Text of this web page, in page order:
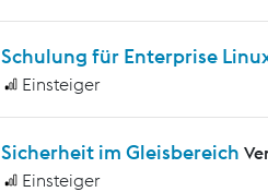
Schulung für Enterprise
Einsteiger
Sicherheit im Gleisbereich
Einsteiger